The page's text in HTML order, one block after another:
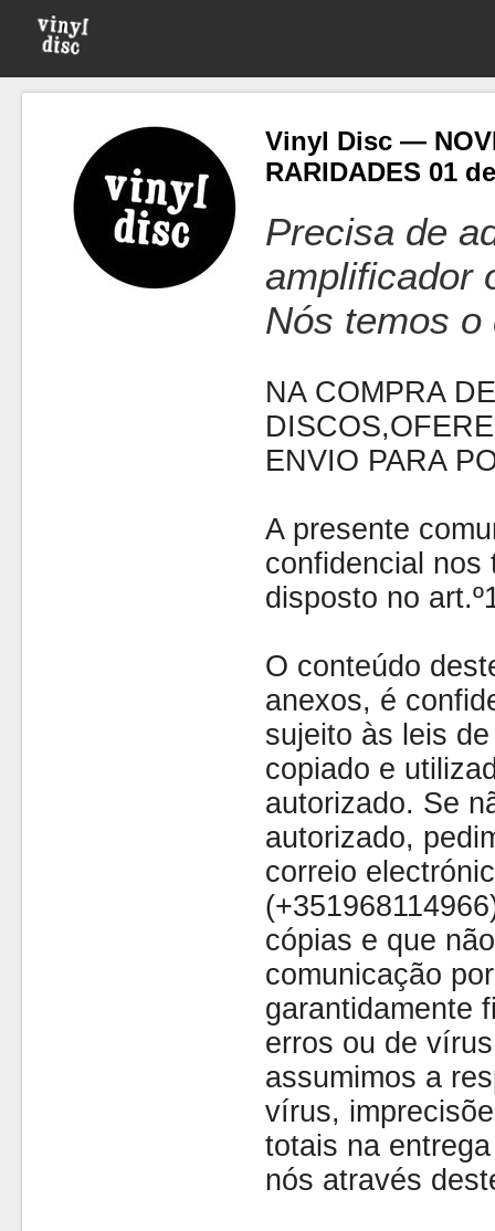
Vinyl Disc —
RARIDADES 01
Precisa de
amplificador
Nós temos o
NA COMPRA
ENVIO PARA
A presente
confidencial nos
disposto no
O conteúdo
anexos, é
sujeito às leis
copiado e
autorizado. Se
autorizado,
correio
cópias e que
comunicação
garantidamente
erros ou de
assumimos a
vírus,
totais na
nós através